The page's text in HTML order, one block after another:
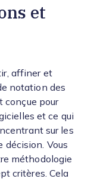
et
affiner et
notation des
conçue pour
et ce qui
sur les
décision. Vous
méthodologie
critères. Cela